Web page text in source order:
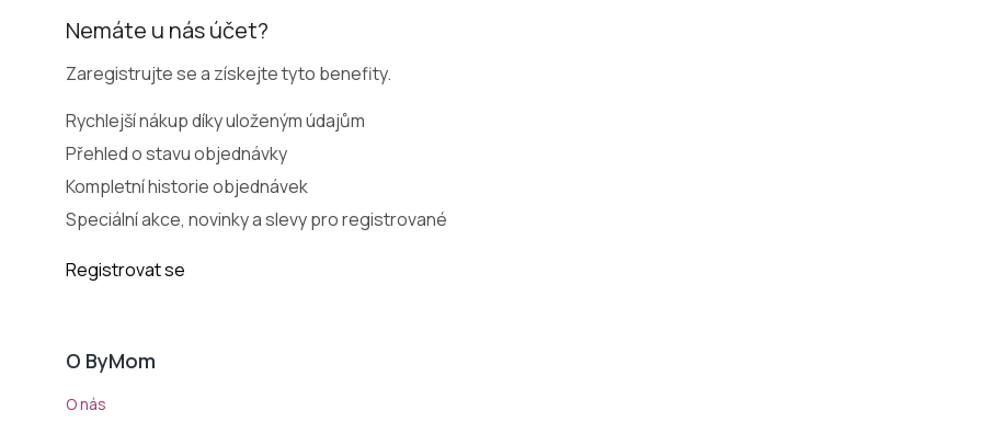
Nemáte u nás účet?
Zaregistrujte se a získejte tyto benefity.
Rychlejší nákup díky uloženým údajům
Přehled o stavu objednávky
Kompletní historie objednávek
Speciální akce, novinky a slevy pro registrované
Registrovat se
O ByMom
O nás